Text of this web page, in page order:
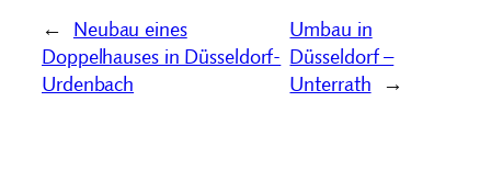
←
Neubau eines
Doppelhauses in Düsseldorf-
Urdenbach
Umbau in
Düsseldorf –
Unterrath
→